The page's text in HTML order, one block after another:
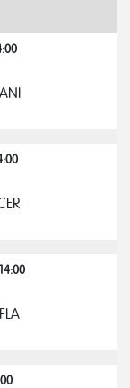
ANI
14:00
FLA